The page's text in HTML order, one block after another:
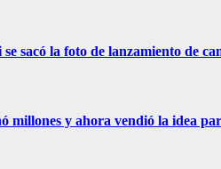
sacó la foto de lanzamiento de
millones y ahora vendió la idea